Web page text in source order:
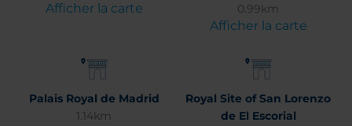
Afficher la carte
0.99km
Afficher la carte
Palais Royal de Madrid
1.14km
Royal Site of San Lorenzo
de El Escorial